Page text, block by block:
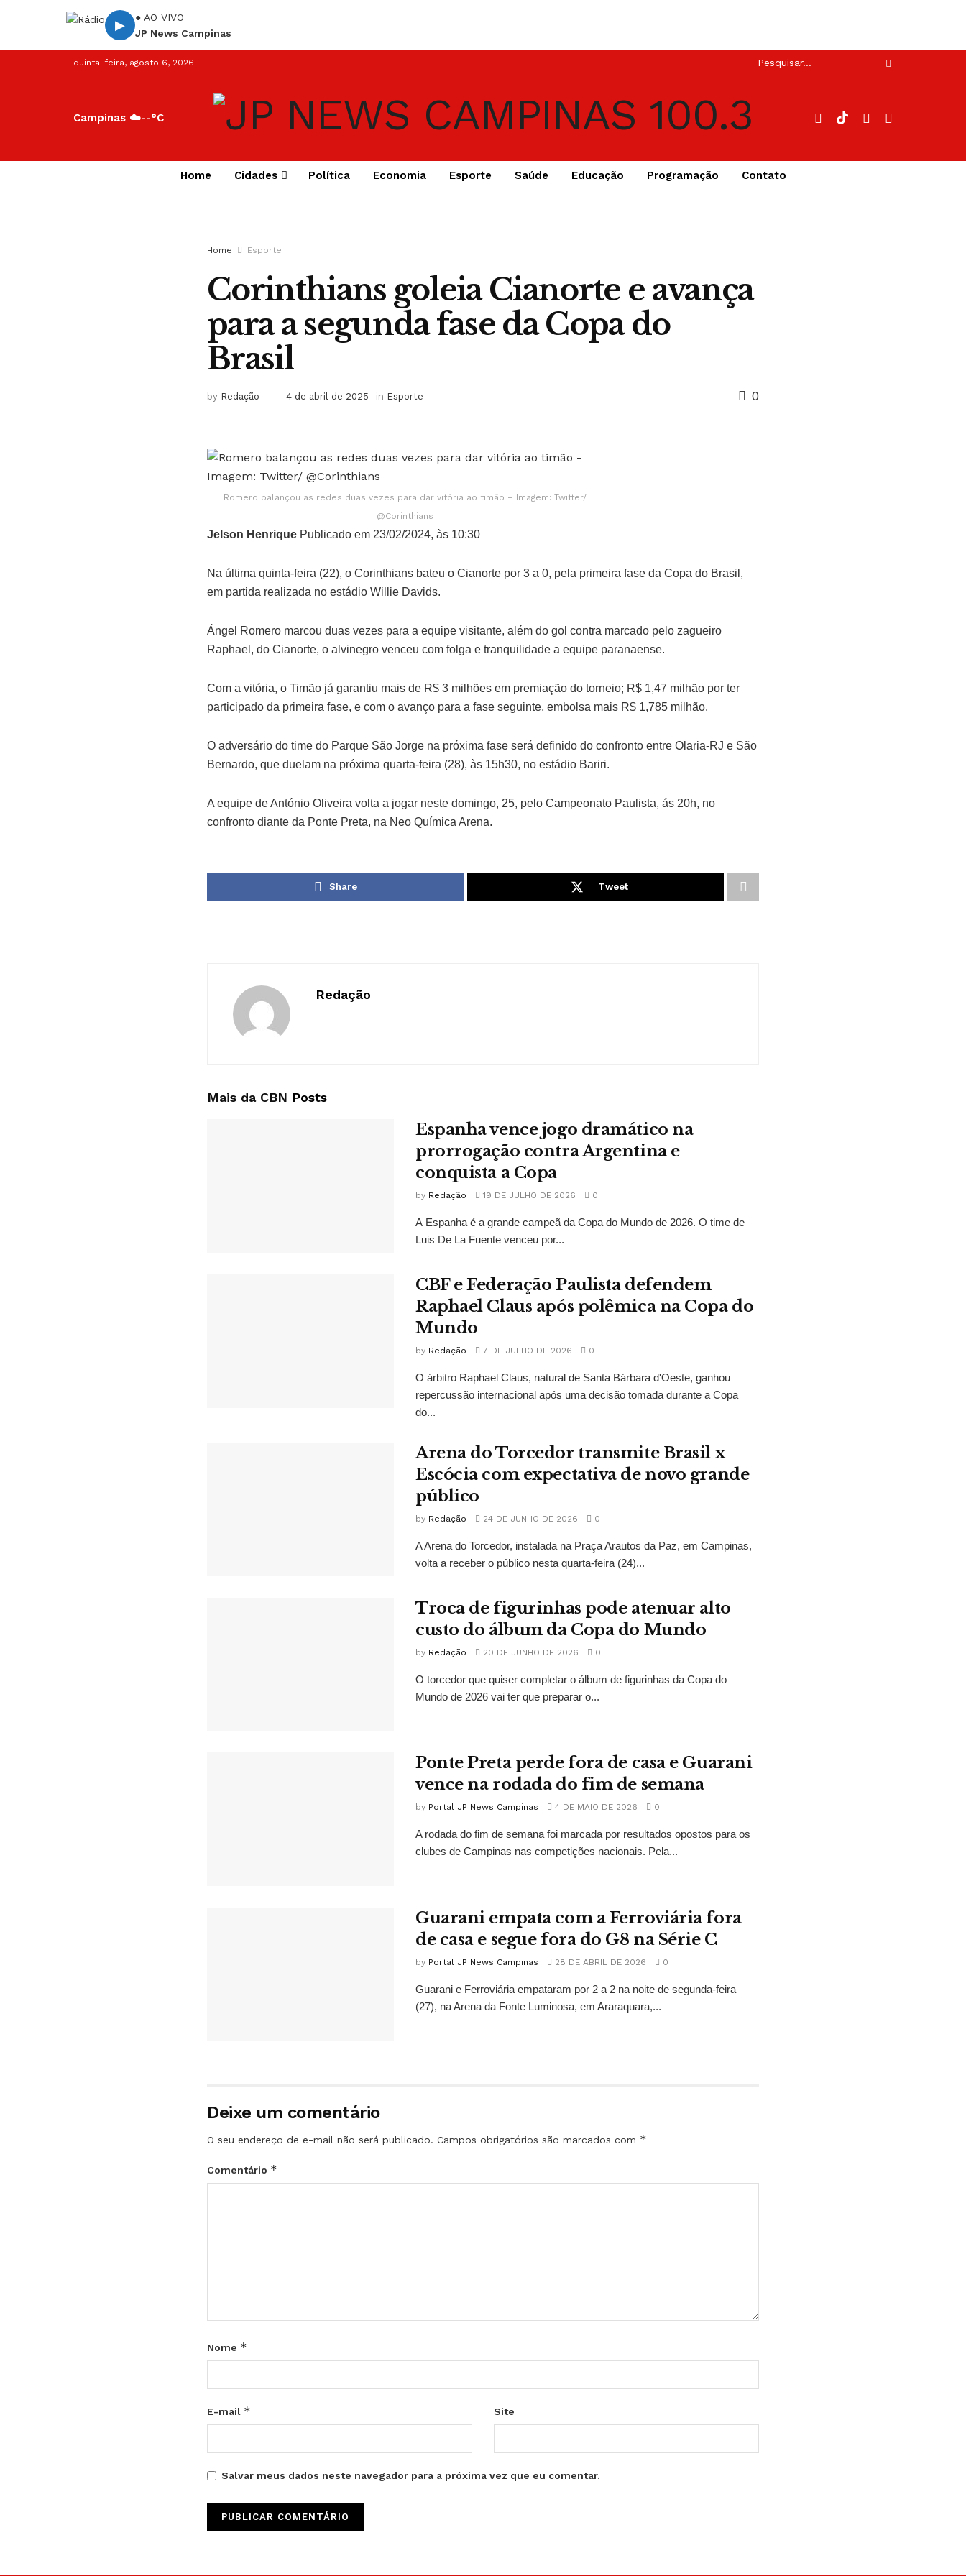
▶
● AO VIVO
JP News Campinas
quinta-feira, agosto 6, 2026
Campinas ☁️--°C
Home Cidades Política Economia Esporte Saúde Educação Programação Contato
Home Esporte
Corinthians goleia Cianorte e avança
para a segunda fase da Copa do
Brasil
by Redação 4 de abril de 2025 in Esporte 0
Romero balançou as redes duas vezes para dar vitória ao timão – Imagem: Twitter/
@Corinthians
Jelson Henrique Publicado em 23/02/2024, às 10:30
Na última quinta-feira (22), o Corinthians bateu o Cianorte por 3 a 0, pela primeira fase da Copa do Brasil,
em partida realizada no estádio Willie Davids.
Ángel Romero marcou duas vezes para a equipe visitante, além do gol contra marcado pelo zagueiro
Raphael, do Cianorte, o alvinegro venceu com folga e tranquilidade a equipe paranaense.
Com a vitória, o Timão já garantiu mais de R$ 3 milhões em premiação do torneio; R$ 1,47 milhão por ter
participado da primeira fase, e com o avanço para a fase seguinte, embolsa mais R$ 1,785 milhão.
O adversário do time do Parque São Jorge na próxima fase será definido do confronto entre Olaria-RJ e São
Bernardo, que duelam na próxima quarta-feira (28), às 15h30, no estádio Bariri.
A equipe de António Oliveira volta a jogar neste domingo, 25, pelo Campeonato Paulista, ás 20h, no
confronto diante da Ponte Preta, na Neo Química Arena.
Share Tweet
Redação
Mais da CBN Posts
Espanha vence jogo dramático na
prorrogação contra Argentina e
conquista a Copa
by Redação 19 DE JULHO DE 2026 0
A Espanha é a grande campeã da Copa do Mundo de 2026. O time de
Luis De La Fuente venceu por...
CBF e Federação Paulista defendem
Raphael Claus após polêmica na Copa do
Mundo
by Redação 7 DE JULHO DE 2026 0
O árbitro Raphael Claus, natural de Santa Bárbara d'Oeste, ganhou
repercussão internacional após uma decisão tomada durante a Copa
do...
Arena do Torcedor transmite Brasil x
Escócia com expectativa de novo grande
público
by Redação 24 DE JUNHO DE 2026 0
A Arena do Torcedor, instalada na Praça Arautos da Paz, em Campinas,
volta a receber o público nesta quarta-feira (24)...
Troca de figurinhas pode atenuar alto
custo do álbum da Copa do Mundo
by Redação 20 DE JUNHO DE 2026 0
O torcedor que quiser completar o álbum de figurinhas da Copa do
Mundo de 2026 vai ter que preparar o...
Ponte Preta perde fora de casa e Guarani
vence na rodada do fim de semana
by Portal JP News Campinas 4 DE MAIO DE 2026 0
A rodada do fim de semana foi marcada por resultados opostos para os
clubes de Campinas nas competições nacionais. Pela...
Guarani empata com a Ferroviária fora
de casa e segue fora do G8 na Série C
by Portal JP News Campinas 28 DE ABRIL DE 2026 0
Guarani e Ferroviária empataram por 2 a 2 na noite de segunda-feira
(27), na Arena da Fonte Luminosa, em Araraquara,...
Deixe um comentário
O seu endereço de e-mail não será publicado. Campos obrigatórios são marcados com *
Comentário *
Nome *
E-mail * Site
Salvar meus dados neste navegador para a próxima vez que eu comentar.